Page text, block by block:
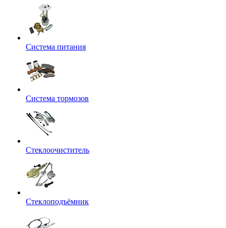
Система питания
Система тормозов
Стеклоочиститель
Стеклоподъёмник